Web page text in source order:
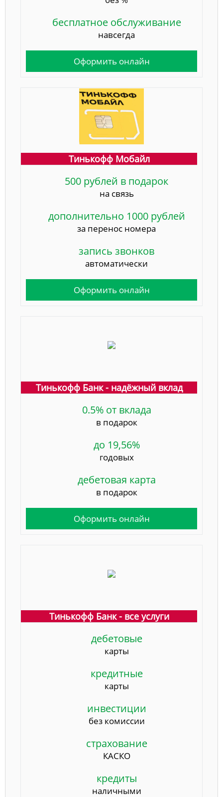
бесплатное обслуживание
навсегда
Оформить онлайн
Тинькофф Мобайл
500 рублей в подарок
на связь
дополнительно 1000 рублей
за перенос номера
запись звонков
автоматически
Оформить онлайн
Тинькофф Банк - надёжный вклад
0.5% от вклада
в подарок
до 19,56%
годовых
дебетовая карта
в подарок
Оформить онлайн
Тинькофф Банк - все услуги
дебетовые
карты
кредитные
карты
инвестиции
без комиссии
страхование
КАСКО
кредиты
наличными